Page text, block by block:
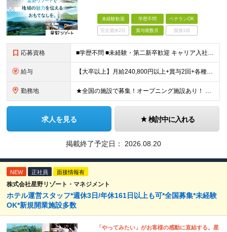
未経験歓迎 学歴不問 ベテランOK
完全週休2日 賞与複数月 面接1回
応募資格 ■学歴不問 ■未経験・第二新卒歓迎 キャリア入社のメンバーは元美容師、営業、教員などさまざま！ 『遠方への引っ越しが可能な方』や『地方に行ってみたい・勤務したい方』なども この機会に新しい人生にチャ
給与 【大卒以上】月給240,800円以上+賞与2回+各種手当 【短大・専門学校卒】月給204,400円以上+賞与2回+各種手当 【上記以外】月給187,000円以上+賞与2回+各種手当 ※経験、資格、能
勤務地 ★全国の施設で募集！オープニング施設あり！ ★希望しない転勤原則なし 【積極採用エリア】 ■界 蔵王（26年10月開業予定） ※開業前に入社された場合、全国の星野リゾートの施設で勤務後、開業時期に異
求人を見る 検討中に入れる
掲載終了予定日： 2026.08.20
NEW 正社員 面接情報有
株式会社星野リゾート・マネジメント
ホテル運営スタッフ*週休3日/年休161日以上も可*全国募集*未経験
OK*新規開業施設多数
「やってみたい」がお客様の感動に直結する。星